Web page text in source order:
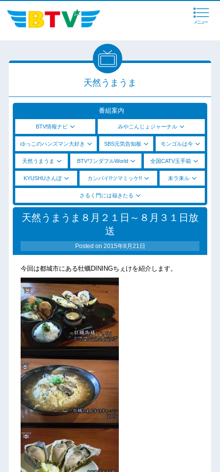
メニュー
天然うまうま
番組案内
BTV情報ナビ みやこんじょジャーナル
ゆっこのハンズマン大好き SBS元気告知板 モンゴルは今
天然うまうま BTVワンダフルWorld 全国CATV玉手箱
KYUSHUさんぽ カンパイ!!ツマミッケ!! 未ラ来ル
さるく門には福きたる
天然うまうま８月２１日～８月３１日放
送
Posted on 2015年8月21日
今回は都城市にある牡蠣DININGちぇけを紹介します。